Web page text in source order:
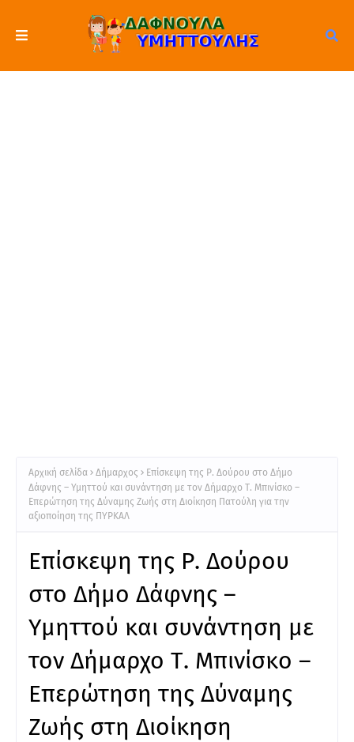
Αρχική σελίδα Δήμαρχος
Επίσκεψη της Ρ. Δούρου στο Δήμο
Δάφνης – Υμηττού και συνάντηση με τον Δήμαρχο Τ. Μπινίσκο –
Επερώτηση της Δύναμης Ζωής στη Διοίκηση Πατούλη για την
αξιοποίηση της ΠΥΡΚΑΛ
Επίσκεψη της Ρ. Δούρου
στο Δήμο Δάφνης –
Υμηττού και συνάντηση με
τον Δήμαρχο Τ. Μπινίσκο –
Επερώτηση της Δύναμης
Ζωής στη Διοίκηση